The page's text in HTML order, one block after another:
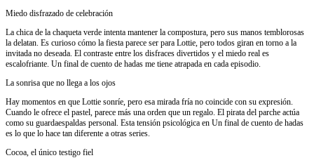
Miedo disfrazado de celebración
La chica de la chaqueta verde intenta mantener la compostura, pero sus manos temblorosas
la delatan. Es curioso cómo la fiesta parece ser para Lottie, pero todos giran en torno a la
invitada no deseada. El contraste entre los disfraces divertidos y el miedo real es
escalofriante. Un final de cuento de hadas me tiene atrapada en cada episodio.
La sonrisa que no llega a los ojos
Hay momentos en que Lottie sonríe, pero esa mirada fría no coincide con su expresión.
Cuando le ofrece el pastel, parece más una orden que un regalo. El pirata del parche actúa
como su guardaespaldas personal. Esta tensión psicológica en Un final de cuento de hadas
es lo que lo hace tan diferente a otras series.
Cocoa, el único testigo fiel